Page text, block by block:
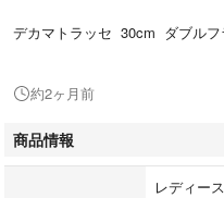
デカマトラッセ 30cm ダブル
素材
約2ヶ月前
商品情報
レディース